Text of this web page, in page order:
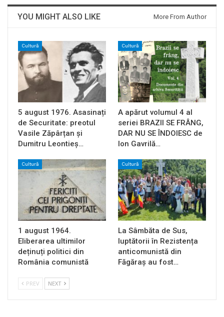
YOU MIGHT ALSO LIKE More From Author
Cultură
5 august 1976. Asasinați
de Securitate: preotul
Vasile Zăpârțan și
Dumitru Leontieș…
Cultură
A apărut volumul 4 al
seriei BRAZII SE FRÂNG,
DAR NU SE ÎNDOIESC de
Ion Gavrilă…
Cultură
1 august 1964.
Eliberarea ultimilor
deținuți politici din
România comunistă
Cultură
La Sâmbăta de Sus,
luptătorii în Rezistența
anticomunistă din
Făgăraș au fost…
PREV NEXT